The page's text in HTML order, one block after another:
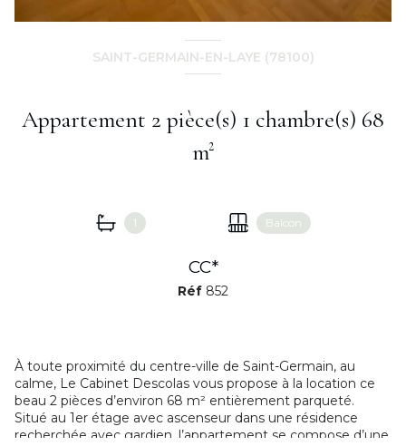
SAINT-GERMAIN-EN-LAYE (78100)
Appartement 2 pièce(s) 1 chambre(s) 68
m²
1 Balcon
CC*
Réf 852
À toute proximité du centre-ville de Saint-Germain, au
calme, Le Cabinet Descolas vous propose à la location ce
beau 2 pièces d’environ 68 m² entièrement parqueté.
Situé au 1er étage avec ascenseur dans une résidence
recherchée avec gardien, l’appartement se compose d’une